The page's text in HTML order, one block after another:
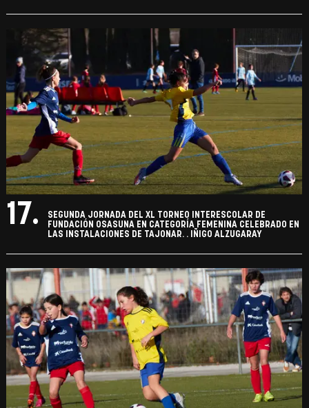
17.
SEGUNDA JORNADA DEL XL TORNEO INTERESCOLAR DE
FUNDACIÓN OSASUNA EN CATEGORÍA FEMENINA CELEBRADO EN
LAS INSTALACIONES DE TAJONAR. . IÑIGO ALZUGARAY